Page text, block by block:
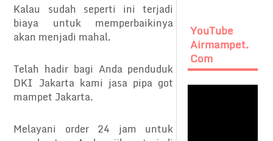
Kalau sudah seperti ini terjadi
biaya untuk memperbaikinya
akan menjadi mahal.
Telah hadir bagi Anda penduduk
DKI Jakarta kami jasa pipa got
mampet Jakarta.
Melayani order 24 jam untuk
YouTube
Airmampet.
Com